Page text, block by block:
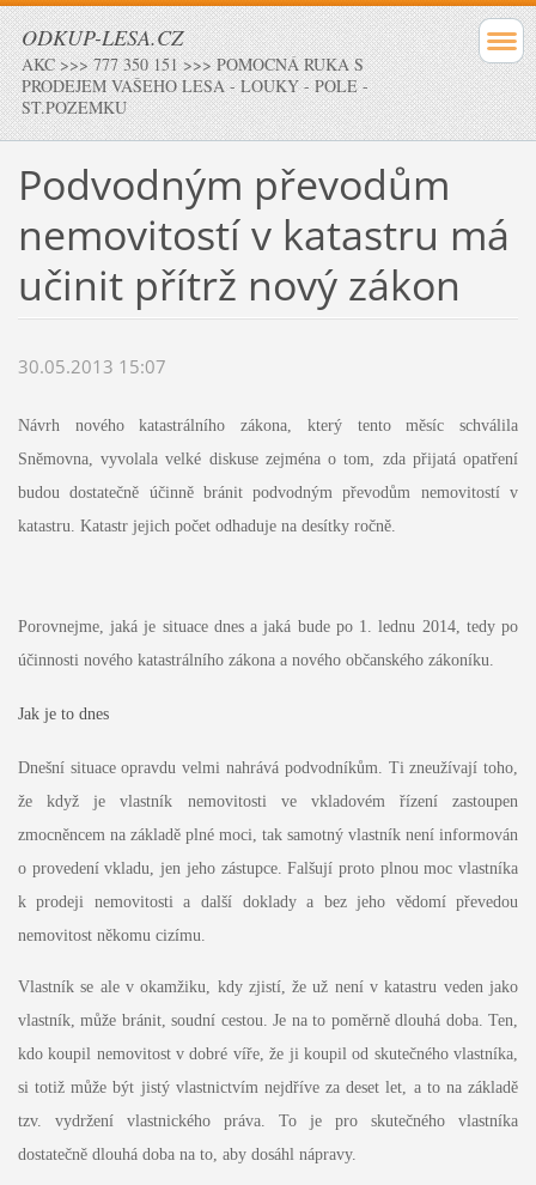
ODKUP-LESA.CZ
AKC >>> 777 350 151 >>> POMOCNÁ RUKA S
PRODEJEM VAŠEHO LESA - LOUKY - POLE -
ST.POZEMKU
Podvodným převodům
nemovitostí v katastru má
učinit přítrž nový zákon
30.05.2013 15:07
Návrh nového katastrálního zákona, který tento měsíc schválila
Sněmovna, vyvolala velké diskuse zejména o tom, zda přijatá opatření
budou dostatečně účinně bránit podvodným převodům nemovitostí v
katastru. Katastr jejich počet odhaduje na desítky ročně.
Porovnejme, jaká je situace dnes a jaká bude po 1. lednu 2014, tedy po
účinnosti nového katastrálního zákona a nového občanského zákoníku.
Jak je to dnes
Dnešní situace opravdu velmi nahrává podvodníkům. Ti zneužívají toho,
že když je vlastník nemovitosti ve vkladovém řízení zastoupen
zmocněncem na základě plné moci, tak samotný vlastník není informován
o provedení vkladu, jen jeho zástupce. Falšují proto plnou moc vlastníka
k prodeji nemovitosti a další doklady a bez jeho vědomí převedou
nemovitost někomu cizímu.
Vlastník se ale v okamžiku, kdy zjistí, že už není v katastru veden jako
vlastník, může bránit, soudní cestou. Je na to poměrně dlouhá doba. Ten,
kdo koupil nemovitost v dobré víře, že ji koupil od skutečného vlastníka,
si totiž může být jistý vlastnictvím nejdříve za deset let, a to na základě
tzv. vydržení vlastnického práva. To je pro skutečného vlastníka
dostatečně dlouhá doba na to, aby dosáhl nápravy.